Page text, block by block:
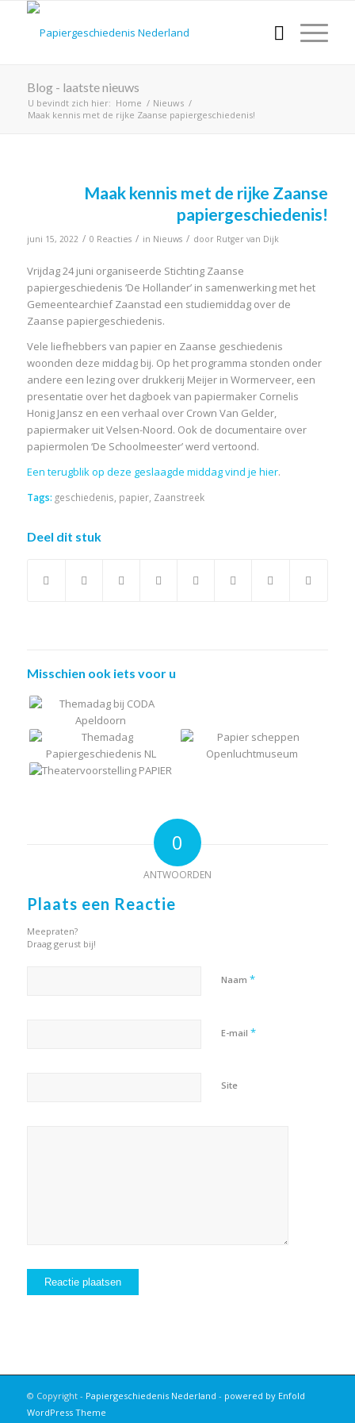
Blog - laatste nieuws
U bevindt zich hier: Home / Nieuws /
Maak kennis met de rijke Zaanse papiergeschiedenis!
Maak kennis met de rijke Zaanse
papiergeschiedenis!
juni 15, 2022 / 0 Reacties / in Nieuws / door Rutger van Dijk
Vrijdag 24 juni organiseerde Stichting Zaanse
papiergeschiedenis ‘De Hollander’ in samenwerking met het
Gemeentearchief Zaanstad een studiemiddag over de
Zaanse papiergeschiedenis.
Vele liefhebbers van papier en Zaanse geschiedenis
woonden deze middag bij. Op het programma stonden onder
andere een lezing over drukkerij Meijer in Wormerveer, een
presentatie over het dagboek van papiermaker Cornelis
Honig Jansz en een verhaal over Crown Van Gelder,
papiermaker uit Velsen-Noord. Ook de documentaire over
papiermolen ‘De Schoolmeester’ werd vertoond.
Een terugblik op deze geslaagde middag vind je hier.
Tags: geschiedenis papier, Zaanstreek
Deel dit stuk
Misschien ook iets voor u
0
ANTWOORDEN
Plaats een Reactie
Meepraten?
Draag gerust bij!
Naam *
E-mail *
Site
© Copyright - Papiergeschiedenis Nederland - powered by Enfold
WordPress Theme